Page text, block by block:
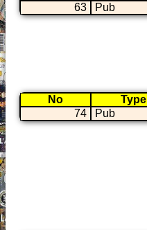
63
Pub
No Type
74
Pub